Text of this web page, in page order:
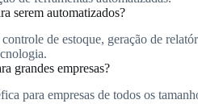
serem automatizados?
de estoque, geração de
grandes empresas?
para empresas de todos os